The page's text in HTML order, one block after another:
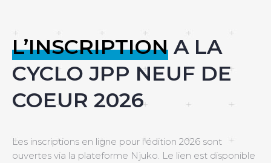
L’INSCRIPTION A LA
CYCLO JPP NEUF DE
COEUR 2026
Les inscriptions en ligne pour l’édition 2026 sont
ouvertes via la plateforme Njuko. Le lien est disponible